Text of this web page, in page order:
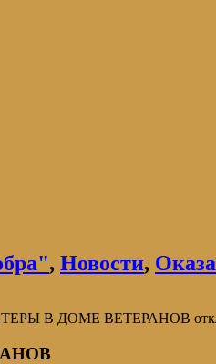
, Новости,
В ДОМЕ ВЕТЕРАНОВ